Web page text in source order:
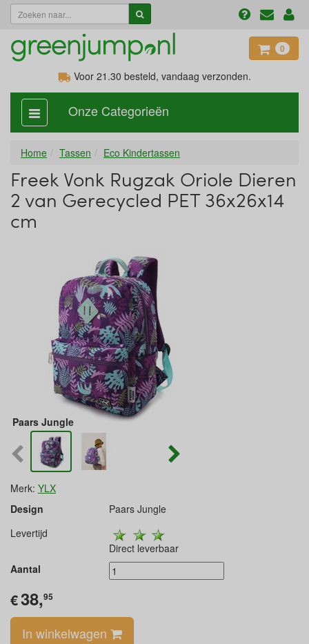
0
Voor 21.30 besteld, vandaag verzonden.
categorie
aan,
Onze Categorieën
Home Tassen Eco Kindertassen
Freek Vonk Rugzak Oriole Dieren
2 van Gerecycled PET 36x26x14
cm
Paars Jungle
Merk: YLX
Design
Paars Jungle
Levertijd
Direct leverbaar
Aantal
€38,95
In winkelwagen